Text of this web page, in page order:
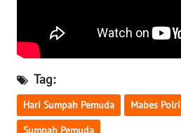
Tag:
Hari Sumpah Pemuda Mabes Polri
Sumpah Pemuda
WN
WN
KALTENG